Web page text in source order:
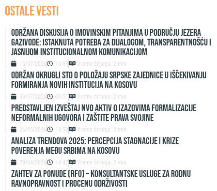
OSTALE VESTI
Održana diskusija o imovinskim pitanjima u području jezera
Gazivode: Istaknuta potreba za dijalogom, transparentnošću i
jasnijom institucionalnom komunikacijom
15/07/2026 10:03 Vreme čitanja: 2 min
ODRŽAN OKRUGLI STO O POLOŽAJU SRPSKE ZAJEDNICE U IŠČEKIVANJU
FORMIRANJA NOVIH INSTITUCIJA NA KOSOVU
09/07/2026 09:51 Vreme čitanja: 2 min
Predstavljen izveštaj NVO Aktiv o izazovima formalizacije
neformalnih ugovora i zaštite prava svojine
26/05/2026 13:53 Vreme čitanja: 2 min
ANALIZA TRENDOVA 2025: PERCEPCIJA STAGNACIJE I KRIZE
POVERENJA MEĐU SRBIMA NA KOSOVU
29/04/2026 14:47 Vreme čitanja: 2 min
ZAHTEV ZA PONUDE (RFO) – Konsultantske usluge za rodnu
ravnopravnost i procenu održivosti